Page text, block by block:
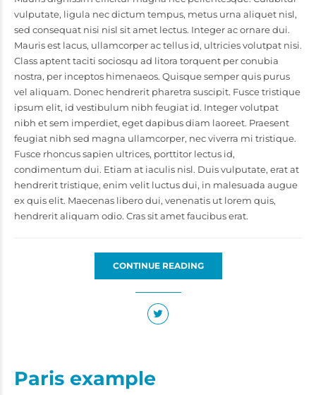
vulputate, ligula nec dictum tempus, metus urna aliquet nisl,
sed consequat nisi nisl sit amet lectus. Integer ac ornare dui.
Mauris est lacus, ullamcorper ac tellus id, ultricies volutpat nisi.
Class aptent taciti sociosqu ad litora torquent per conubia
nostra, per inceptos himenaeos. Quisque semper quis purus
vel aliquam. Donec hendrerit pharetra suscipit. Fusce tristique
ipsum elit, id vestibulum nibh feugiat id. Integer volutpat
nibh et sem imperdiet, eget dapibus diam laoreet. Praesent
feugiat nibh sed magna ullamcorper, nec viverra mi tristique.
Fusce rhoncus sapien ultrices, porttitor lectus id,
condimentum dui. Etiam at iaculis nisl. Duis vulputate, erat at
hendrerit tristique, enim velit luctus dui, in malesuada augue
ex quis elit. Maecenas libero dui, venenatis ut lorem quis,
hendrerit aliquam odio. Cras sit amet faucibus erat.
CONTINUE READING
Paris example